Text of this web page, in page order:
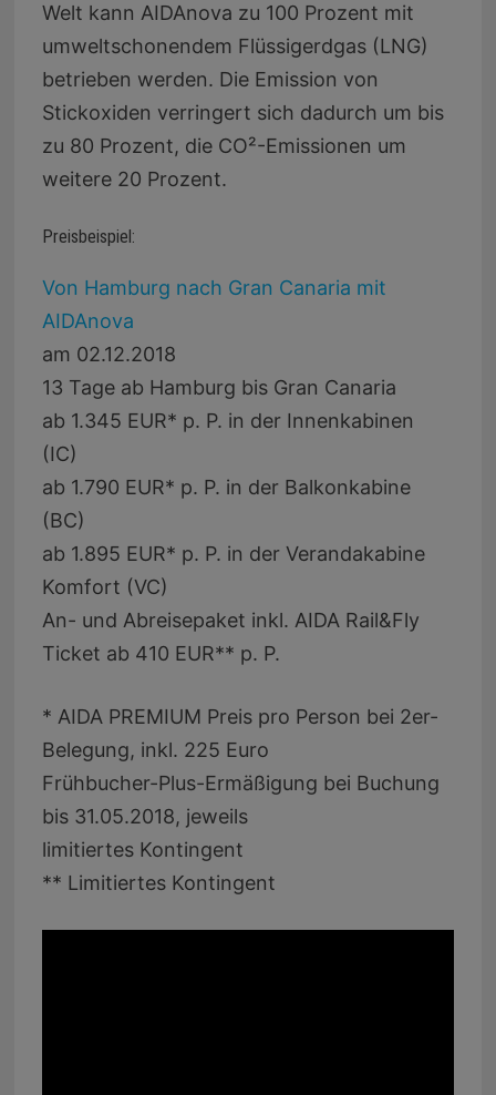
Welt kann AIDAnova zu 100 Prozent mit
umweltschonendem Flüssigerdgas (LNG)
betrieben werden. Die Emission von
Stickoxiden verringert sich dadurch um bis
zu 80 Prozent, die CO²-Emissionen um
weitere 20 Prozent.
Preisbeispiel:
Von Hamburg nach Gran Canaria mit
AIDAnova
am 02.12.2018
13 Tage ab Hamburg bis Gran Canaria
ab 1.345 EUR* p. P. in der Innenkabinen
(IC)
ab 1.790 EUR* p. P. in der Balkonkabine
(BC)
ab 1.895 EUR* p. P. in der Verandakabine
Komfort (VC)
An- und Abreisepaket inkl. AIDA Rail&Fly
Ticket ab 410 EUR** p. P.
* AIDA PREMIUM Preis pro Person bei 2er-
Belegung, inkl. 225 Euro
Frühbucher-Plus-Ermäßigung bei Buchung
bis 31.05.2018, jeweils
limitiertes Kontingent
** Limitiertes Kontingent